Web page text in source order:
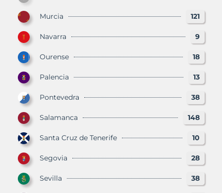
Murcia 121
Navarra 9
Ourense 18
Palencia 13
Pontevedra 38
Salamanca 148
Santa Cruz de Tenerife 10
Segovia 28
Sevilla 38